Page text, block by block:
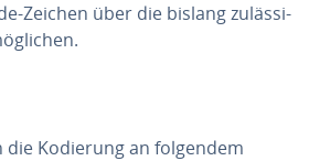
Zeichen über die bislang zu­läs­si­
Kodierung an folgendem